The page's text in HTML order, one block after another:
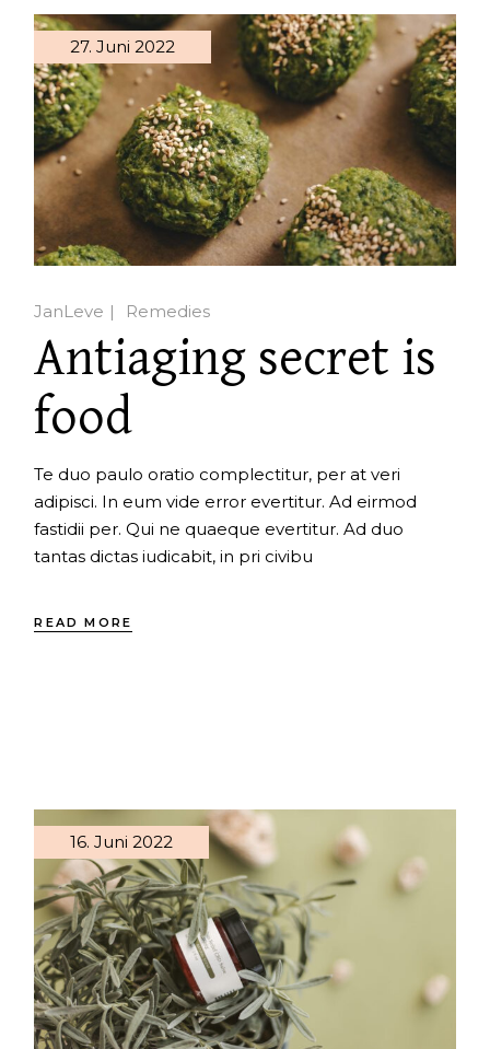
27. Juni 2022
JanLeve Remedies
Antiaging secret is
food
Te duo paulo oratio complectitur, per at veri
adipisci. In eum vide error evertitur. Ad eirmod
fastidii per. Qui ne quaeque evertitur. Ad duo
tantas dictas iudicabit, in pri civibu
READ MORE
16. Juni 2022